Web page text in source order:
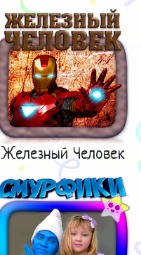
Железный Человек